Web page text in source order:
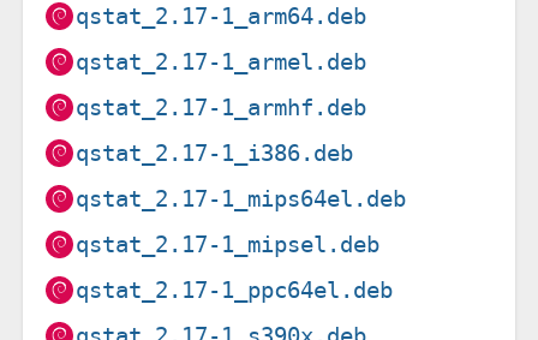
qstat_2.17-1_arm64.deb
qstat_2.17-1_armel.deb
qstat_2.17-1_armhf.deb
qstat_2.17-1_i386.deb
qstat_2.17-1_mips64el.deb
qstat_2.17-1_mipsel.deb
qstat_2.17-1_ppc64el.deb